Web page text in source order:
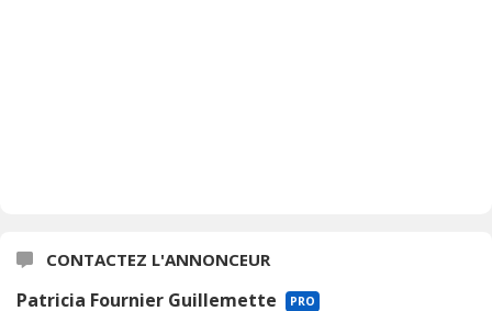
CONTACTEZ L'ANNONCEUR
Patricia Fournier Guillemette PRO